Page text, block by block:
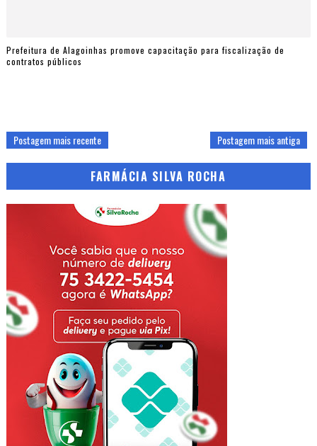
Prefeitura de Alagoinhas promove capacitação para fiscalização de
contratos públicos
Postagem mais recente Postagem mais antiga
FARMÁCIA SILVA ROCHA